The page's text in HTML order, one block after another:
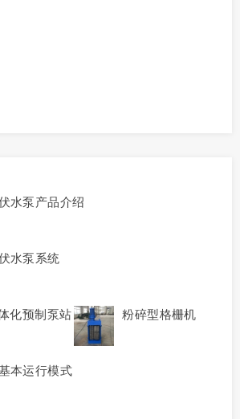
水泵产品介绍
水泵系统
化预制泵站 粉碎型格栅机
本运行模式